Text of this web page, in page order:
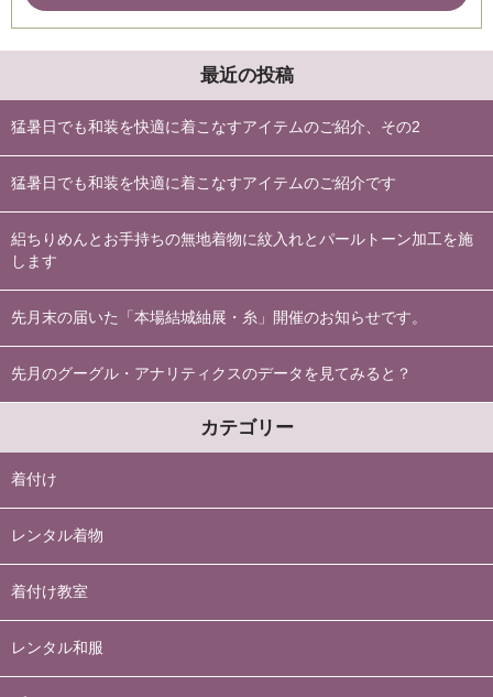
最近の投稿
猛暑日でも和装を快適に着こなすアイテムのご紹介、その2
猛暑日でも和装を快適に着こなすアイテムのご紹介です
絽ちりめんとお手持ちの無地着物に紋入れとパールトーン加工を施
します
先月末の届いた「本場結城紬展・糸」開催のお知らせです。
先月のグーグル・アナリティクスのデータを見てみると？
カテゴリー
着付け
レンタル着物
着付け教室
レンタル和服